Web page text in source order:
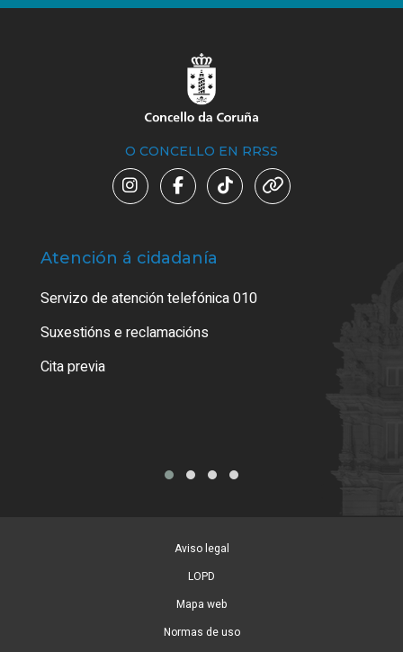
O CONCELLO EN RRSS
Atención á cidadanía
Servizo de atención telefónica 010
Suxestións e reclamacións
Cita previa
Aviso legal
LOPD
Mapa web
Normas de uso